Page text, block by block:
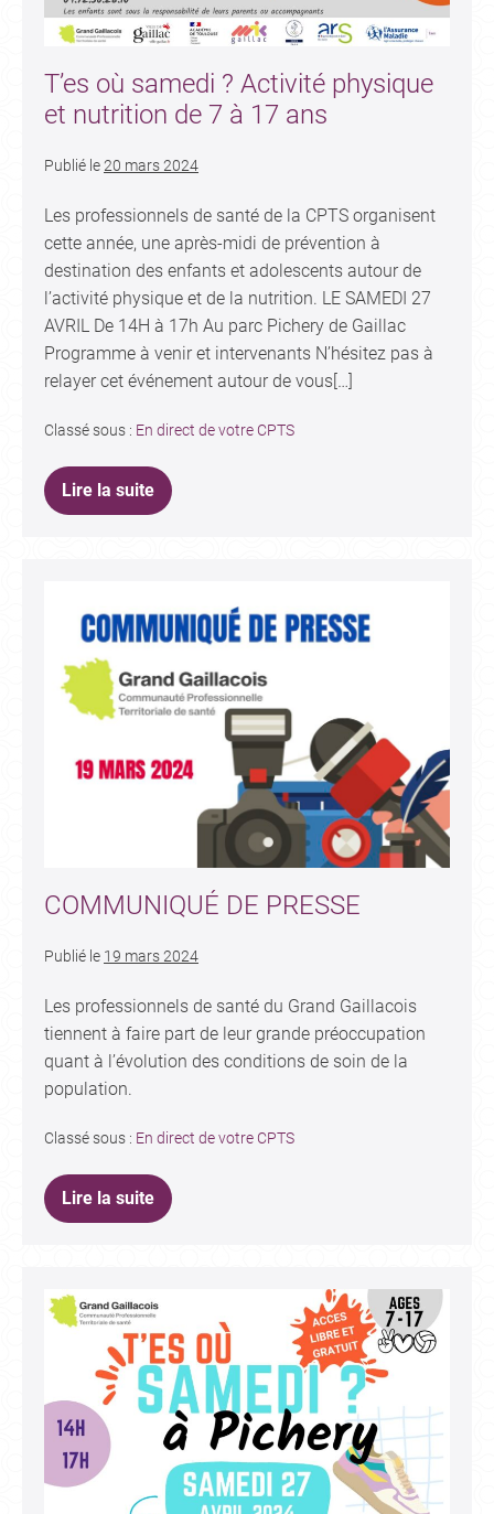
T’es où samedi ? Activité physique
et nutrition de 7 à 17 ans
Publié le20 mars 2024
Les professionnels de santé de la CPTS organisent
cette année, une après-midi de prévention à
destination des enfants et adolescents autour de
l’activité physique et de la nutrition. LE SAMEDI 27
AVRIL De 14H à 17h Au parc Pichery de Gaillac
Programme à venir et intervenants N’hésitez pas à
relayer cet événement autour de vous[…]
Classé sous : En direct de votre CPTS
Lire la suite
COMMUNIQUÉ DE PRESSE
Publié le 19 mars 2024
Les professionnels de santé du Grand Gaillacois
tiennent à faire part de leur grande préoccupation
quant à l’évolution des conditions de soin de la
population.
Classé sous : En direct de votre CPTS
Lire la suite